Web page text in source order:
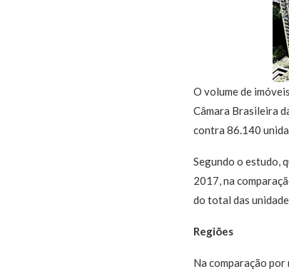
O volume de
Câmara Brasileira
contra 86.140
Segundo o estudo,
2017, na
do total das
Regiões
Na comparação